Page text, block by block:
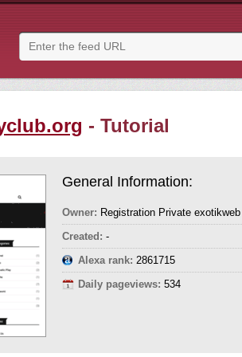
- Tutorial
General Information:
Owner: Registration Private exotikweb
Created: -
Alexa rank: 2861715
Daily pageviews: 534